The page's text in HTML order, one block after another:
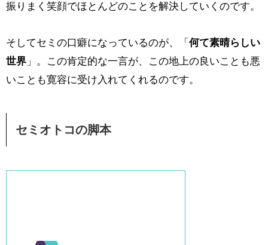
振りまく笑顔でほとんどのことを解決していくのです。
そしてセミの口癖になっているのが、「 何て素晴らしい
世界 」。この肯定的な一言が、この地上の良いことも悪
いことも寛容に受け入れてくれるのです。
セミオトコの脚本